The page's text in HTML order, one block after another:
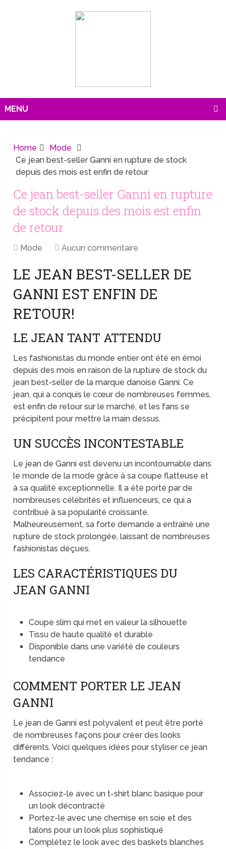
MENU
Home
Mode
Ce jean best-seller Ganni en rupture de stock
depuis des mois est enfin de retour
Ce jean best-seller Ganni en rupture
de stock depuis des mois est enfin
de retour
Mode Aucun commentaire
LE JEAN BEST-SELLER DE
GANNI EST ENFIN DE
RETOUR!
LE JEAN TANT ATTENDU
Les fashionistas du monde entier ont été en émoi
depuis des mois en raison de la rupture de stock du
jean best-seller de la marque danoise Ganni. Ce
jean, qui a conquis le cœur de nombreuses femmes,
est enfin de retour sur le marché, et les fans se
précipitent pour mettre la main dessus.
UN SUCCÈS INCONTESTABLE
Le jean de Ganni est devenu un incontournable dans
le monde de la mode grâce à sa coupe flatteuse et
à sa qualité exceptionnelle. Il a été porté par de
nombreuses célébrités et influenceurs, ce qui a
contribué à sa popularité croissante.
Malheureusement, sa forte demande a entraîné une
rupture de stock prolongée, laissant de nombreuses
fashionistas déçues.
LES CARACTÉRISTIQUES DU
JEAN GANNI
Coupe slim qui met en valeur la silhouette
Tissu de haute qualité et durable
Disponible dans une variété de couleurs
tendance
COMMENT PORTER LE JEAN
GANNI
Le jean de Ganni est polyvalent et peut être porté
de nombreuses façons pour créer des looks
différents. Voici quelques idées pour styliser ce jean
tendance :
Associez-le avec un t-shirt blanc basique pour
un look décontracté
Portez-le avec une chemise en soie et des
talons pour un look plus sophistiqué
Complétez le look avec des baskets blanches